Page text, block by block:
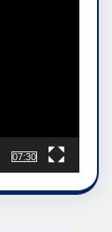
07:30